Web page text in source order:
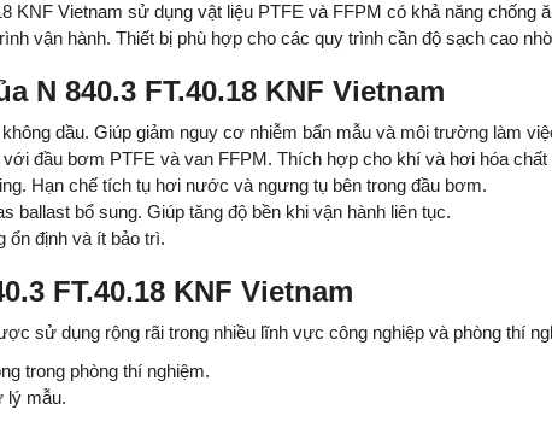
KNF Vietnam sử dụng vật liệu PTFE và FFPM có khả năng chống
vận hành. Thiết bị phù hợp cho các quy trình cần độ sạch cao
N 840.3 FT.40.18 KNF Vietnam
dầu. Giúp giảm nguy cơ nhiễm bẩn mẫu và môi trường làm
đầu bơm PTFE và van FFPM. Thích hợp cho khí và hơi hóa chất
Hạn chế tích tụ hơi nước và ngưng tụ bên trong đầu bơm.
ballast bổ sung. Giúp tăng độ bền khi vận hành liên tục.
ổn định và ít bảo trì.
FT.40.18 KNF Vietnam
sử dụng rộng rãi trong nhiều lĩnh vực công nghiệp và phòng thí
trong phòng thí nghiệm.
lý mẫu.